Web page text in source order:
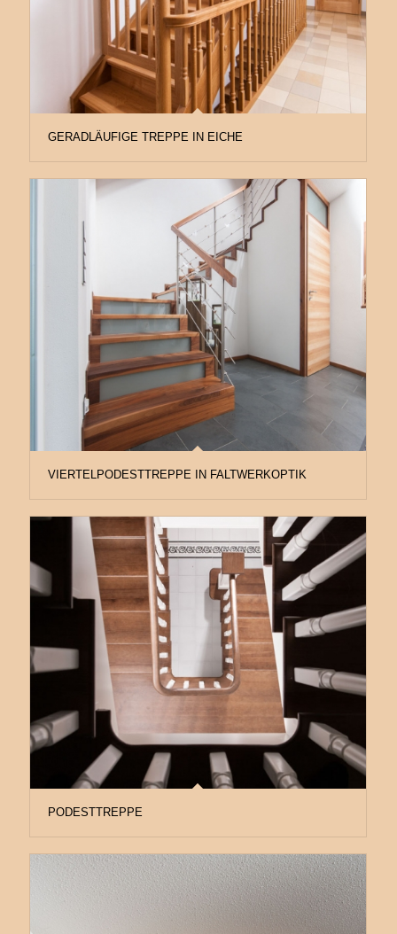
GERADLÄUFIGE TREPPE IN EICHE
VIERTELPODESTTREPPE IN FALTWERKOPTIK
PODESTTREPPE